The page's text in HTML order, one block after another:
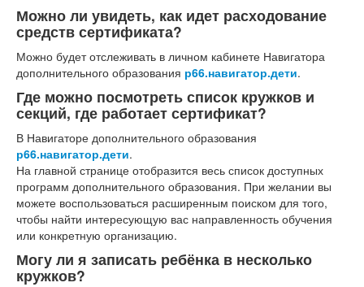
Можно ли увидеть, как идет расходование
средств сертификата?
Можно будет отслеживать в личном кабинете Навигатора
дополнительного образования р66.навигатор.дети.
Где можно посмотреть список кружков и
секций, где работает сертификат?
В Навигаторе дополнительного образования
р66.навигатор.дети.
На главной странице отобразится весь список доступных
программ дополнительного образования. При желании вы
можете воспользоваться расширенным поиском для того,
чтобы найти интересующую вас направленность обучения
или конкретную организацию.
Могу ли я записать ребёнка в несколько
кружков?